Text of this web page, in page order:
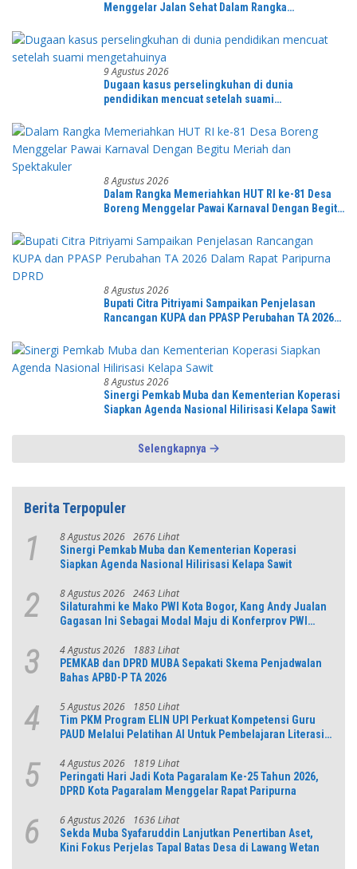
Menggelar Jalan Sehat Dalam Rangka
Peserta
9 Agustus 2026
Dugaan kasus perselingkuhan di dunia
pendidikan mencuat setelah suami
8 Agustus 2026
Dalam Rangka Memeriahkan HUT RI ke-81 Desa
Boreng Menggelar Pawai Karnaval Dengan Begitu
8 Agustus 2026
Bupati Citra Pitriyami Sampaikan Penjelasan
Rancangan KUPA dan PPASP Perubahan TA 2026
8 Agustus 2026
Sinergi Pemkab Muba dan Kementerian Koperasi
Siapkan Agenda Nasional Hilirisasi Kelapa Sawit
Selengkapnya
Berita Terpopuler
1 8 Agustus 2026 2676 Lihat
Sinergi Pemkab Muba dan Kementerian Koperasi
Siapkan Agenda Nasional Hilirisasi Kelapa Sawit
2 8 Agustus 2026 2463 Lihat
Silaturahmi ke Mako PWI Kota Bogor, Kang Andy Jualan
Gagasan Ini Sebagai Modal Maju di Konferprov PWI
3 4 Agustus 2026 1883 Lihat
PEMKAB dan DPRD MUBA Sepakati Skema Penjadwalan
Bahas APBD-P TA 2026
4 5 Agustus 2026 1850 Lihat
Tim PKM Program ELIN UPI Perkuat Kompetensi Guru
PAUD Melalui Pelatihan AI Untuk Pembelajaran Literasi
5 4 Agustus 2026 1819 Lihat
Peringati Hari Jadi Kota Pagaralam Ke-25 Tahun 2026,
DPRD Kota Pagaralam Menggelar Rapat Paripurna
6 6 Agustus 2026 1636 Lihat
Sekda Muba Syafaruddin Lanjutkan Penertiban Aset,
Kini Fokus Perjelas Tapal Batas Desa di Lawang Wetan